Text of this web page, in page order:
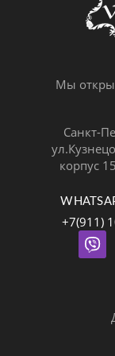
Мы
Санкт-
корпус
+7(911)